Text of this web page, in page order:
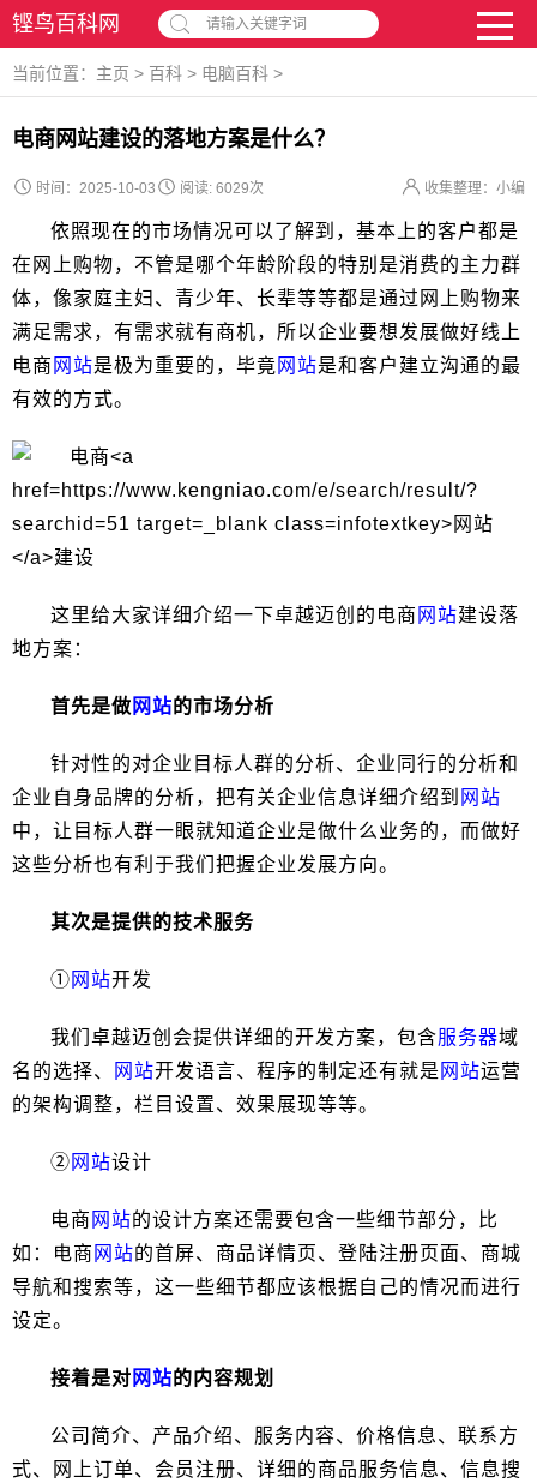
铿鸟百科网 请输入关键字词
当前位置： 主页 > 百科 > 电脑百科 >
电商网站建设的落地方案是什么？
时间：2025-10-03 收集整理：小编
阅读: 6029次
依照现在的市场情况可以了解到，基本上的客户都是
在网上购物，不管是哪个年龄阶段的特别是消费的主力群
体，像家庭主妇、青少年、长辈等等都是通过网上购物来
满足需求，有需求就有商机，所以企业要想发展做好线上
电商 网站是极为重要的，毕竟 网站是和客户建立沟通的最
有效的方式。
这里给大家详细介绍一下卓越迈创的电商 网站建设落
地方案：
首先是做 网站的市场分析
针对性的对企业目标人群的分析、企业同行的分析和
企业自身品牌的分析，把有关企业信息详细介绍到 网站
中，让目标人群一眼就知道企业是做什么业务的，而做好
这些分析也有利于我们把握企业发展方向。
其次是提供的技术服务
① 网站开发
我们卓越迈创会提供详细的开发方案，包含服务器域
名的选择、
网站开发语言、程序的制定还有就是 网站运营
的架构调整，栏目设置、效果展现等等。
② 网站设计
电商 网站的设计方案还需要包含一些细节部分，比
如：电商 网站的首屏、商品详情页、登陆注册页面、商城
导航和搜索等，这一些细节都应该根据自己的情况而进行
设定。
接着是对 网站的内容规划
公司简介、产品介绍、服务内容、价格信息、联系方
式、网上订单、会员注册、详细的商品服务信息、信息搜